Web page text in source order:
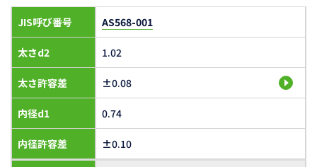
JIS呼び番号
太さd2
太さ許容差
内径d1
内径許容差
AS568-001
1.02
±0.08
0.74
±0.10